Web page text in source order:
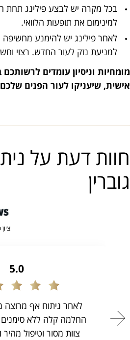
בכל מקרה יש לבצע פילינג תחת
למינימום את תופעות הלוואי.
לאחר פילינג יש להימנע
למניעת נזק לעור החדש. רצוי
מומחיות וניסיון עומדים
אישית, שיעניקו לעור הפנים
חוות דעת על
גוברין
5.0
לאחר ניתוח אף מרוצה
החלמה קלה ללא סימנים
צוות מסור וטיפול